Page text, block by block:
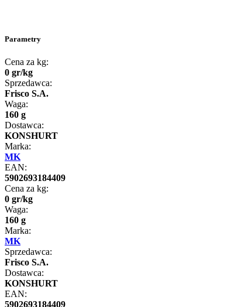
Parametry
Cena za kg:
0 gr/kg
Sprzedawca:
Frisco S.A.
Waga:
160 g
Dostawca:
KONSHURT
Marka:
MK
EAN:
5902693184409
Cena za kg:
0 gr/kg
Waga:
160 g
Marka:
MK
Sprzedawca:
Frisco S.A.
Dostawca:
KONSHURT
EAN:
5902693184409